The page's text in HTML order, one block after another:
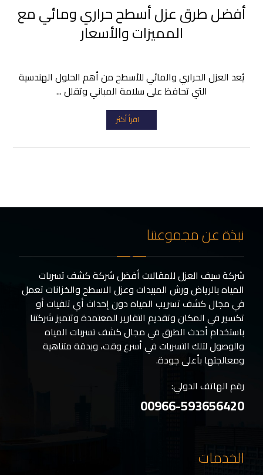
أفضل طرق عزل أسطح حراري ومائي مع
المميزات والأسعار
يُعد العزل الحراري والمائي للأسطح من أهم الحلول الهندسية
التي تحافظ على سلامة المباني وتقلل ...
اقرأ أكثر
نبذة عن مجموعتنا
شركة سيف العزل للمقالات أفضل شركة كشف تسربات
المياه بالرياض ورش المبيدات وعزل الاسطح والخزانات تعمل
في مجال كشف تسريب المياه دون إحداث أي تلفيات أو
تكسير في المكان وتقديم التقارير المعتمدة وتتميز شركتنا
باستخدام أحدث الطرق في مجال كشف تسربات المياه
والوصول لتلك التسربات في أسرع وقت، وبدقة متناهية
ومعالجتها بأعلى جودة.
رقم الهاتف الدولي:
00966-593656420
الخدمات